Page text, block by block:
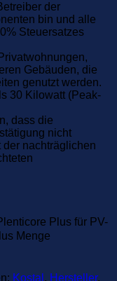
der
bin und alle
Steuersatzes
Gebäuden, die
genutzt werden.
30 Kilowatt (Peak-
dass die
nicht
nachträglichen
Plus für PV-
Menge
Kostal , Hersteller,